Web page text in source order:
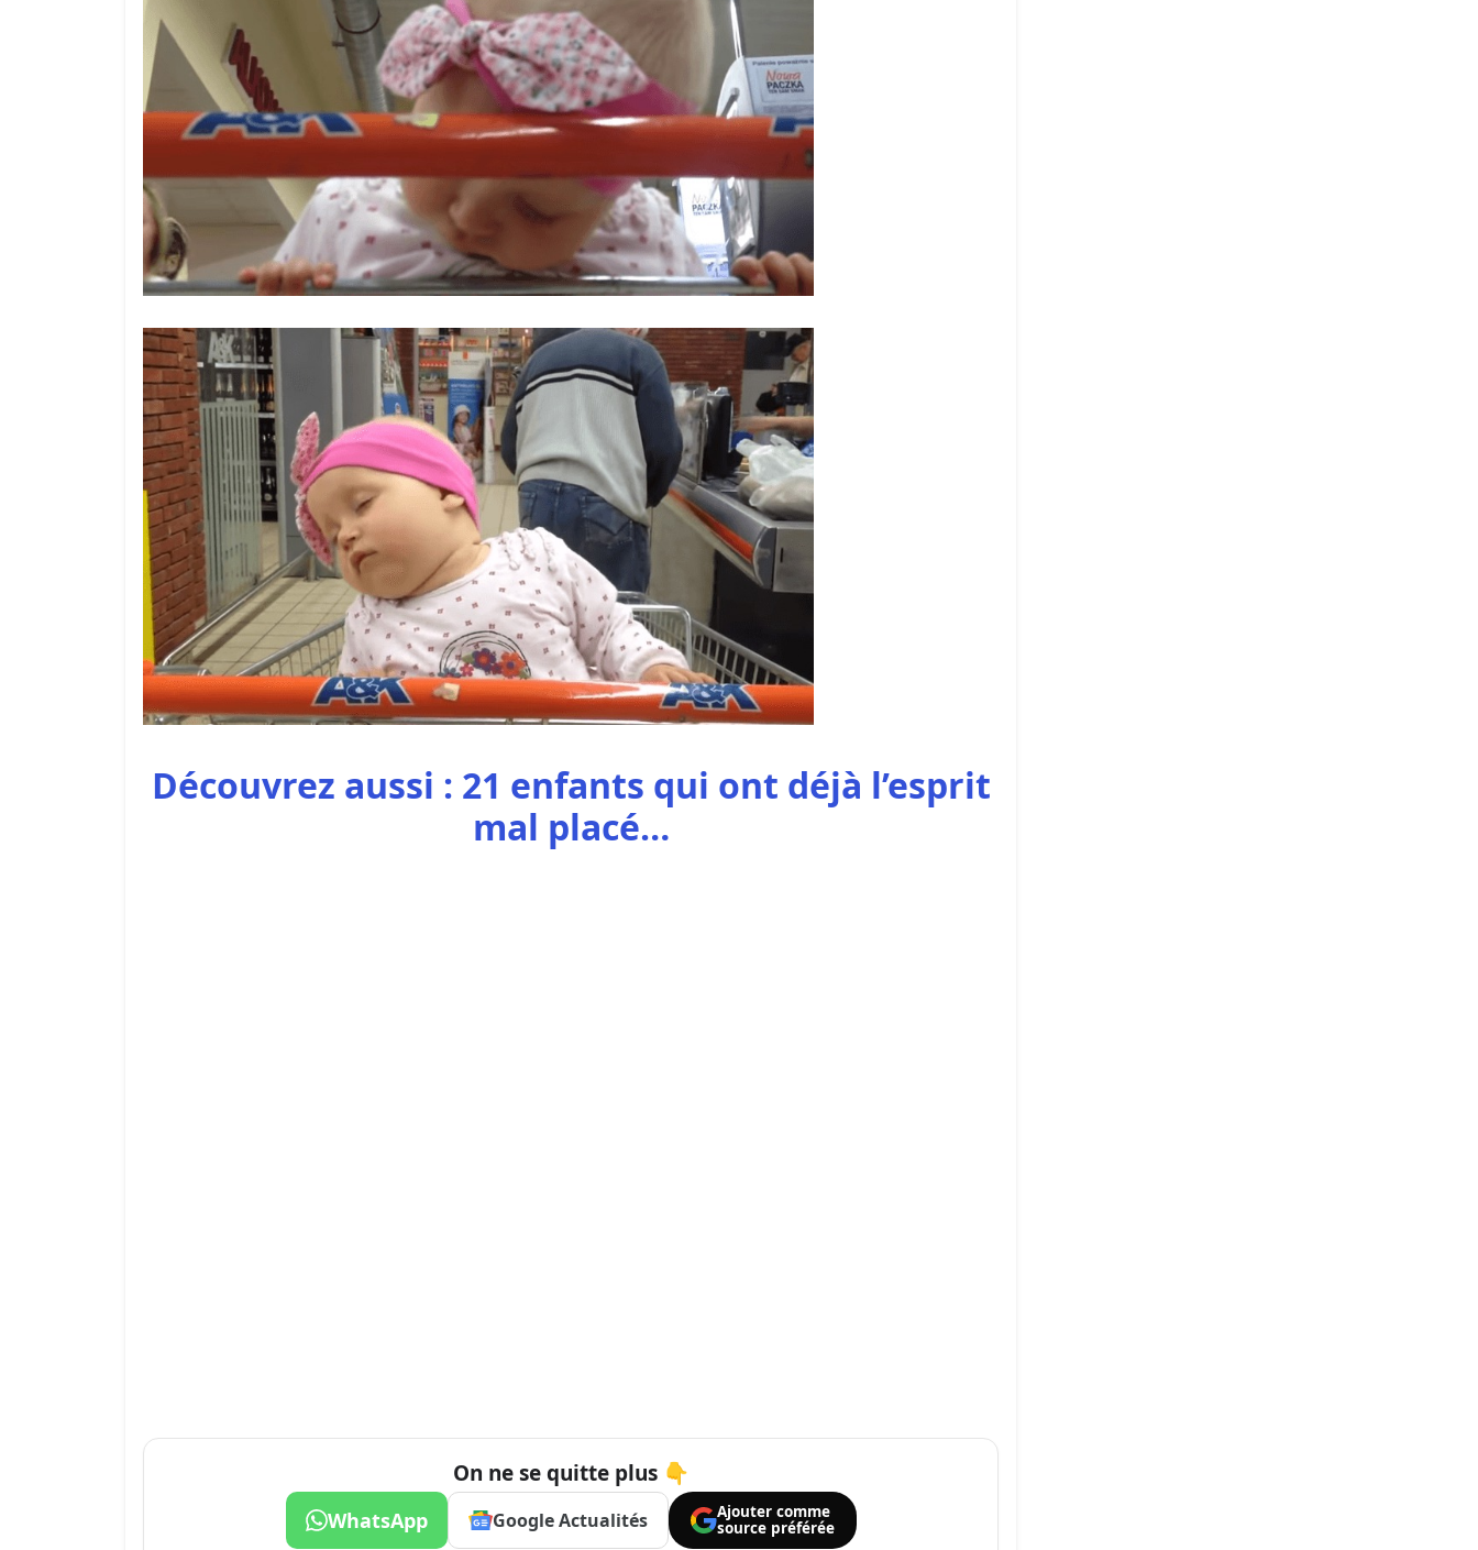
Découvrez aussi : 21 enfants qui ont déjà l’esprit
mal placé…
On ne se quitte plus 👇
WhatsApp Google Actualités
Ajouter comme
source préférée